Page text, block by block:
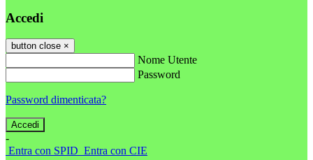
Accedi
button close ×
Nome Utente
Password
Password dimenticata?
-
Entra con SPID Entra con CIE